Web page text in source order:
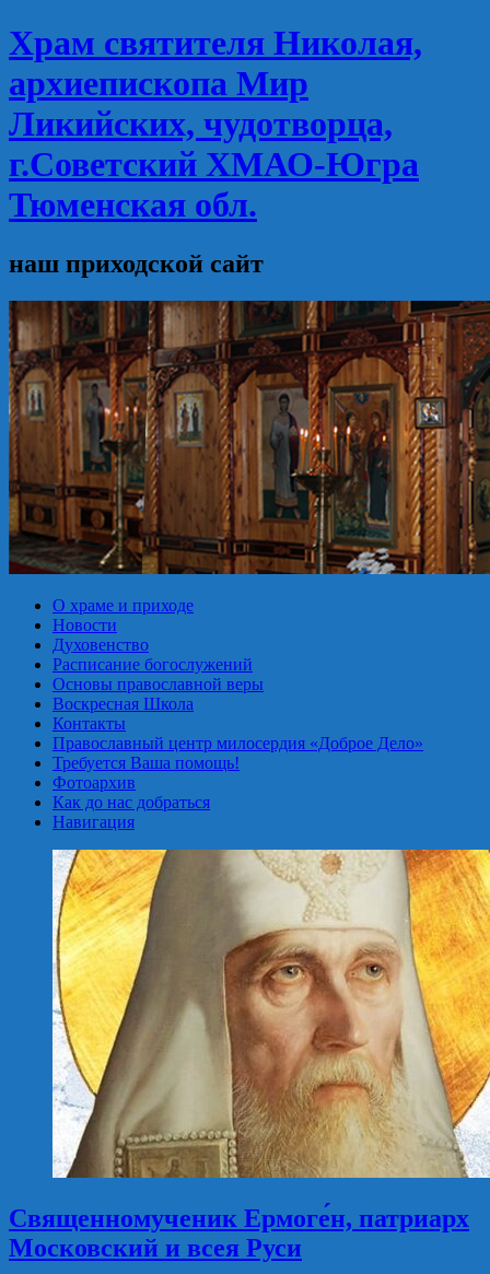
Храм святителя Николая,
архиепископа Мир
Ликийских, чудотворца,
г.Советский ХМАО-Югра
Тюменская обл.
наш приходской сайт
О храме и приходе
Новости
Духовенство
Расписание богослужений
Основы православной веры
Воскресная Школа
Контакты
Православный центр милосердия «Доброе Дело»
Требуется Ваша помощь!
Фотоархив
Как до нас добраться
Навигация
Священномученик Ермоге́н, патриарх
Московский и всея Руси